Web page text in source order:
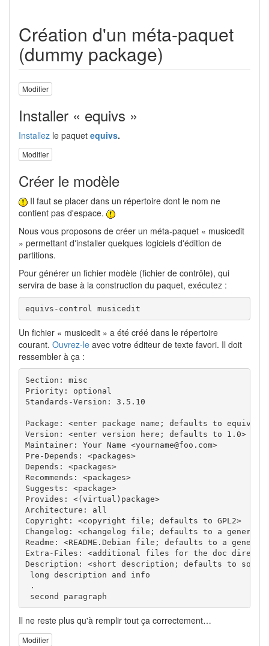
Création d'un méta-paquet
(dummy package)
Modifier
Installer « equivs »
Installez le paquet equivs.
Modifier
Créer le modèle
Il faut se placer dans un répertoire dont le nom ne
contient pas d'espace.
Nous vous proposons de créer un méta-paquet « musicedit
» permettant d'installer quelques logiciels d'édition de
partitions.
Pour générer un fichier modèle (fichier de contrôle), qui
servira de base à la construction du paquet, exécutez :
equivs-control musicedit
Un fichier « musicedit » a été créé dans le répertoire
courant. Ouvrez-le avec votre éditeur de texte favori. Il doit
ressembler à ça :
Section: misc
Priority: optional
Standards-Version: 3.5.10
Package: <enter package name; defaults to equivs-
Version: <enter version here; defaults to 1.0>
Maintainer: Your Name <yourname@foo.com>
Pre-Depends: <packages>
Depends: <packages>
Recommends: <packages>
Suggests: <package>
Provides: <(virtual)package>
Architecture: all
Copyright: <copyright file; defaults to GPL2>
Changelog: <changelog file; defaults to a generic
Readme: <README.Debian file; defaults to a generic
Extra-Files: <additional files for the doc directory,
Description: <short description; defaults to some
long description and info
.
second paragraph
Il ne reste plus qu'à remplir tout ça correctement…
Modifier